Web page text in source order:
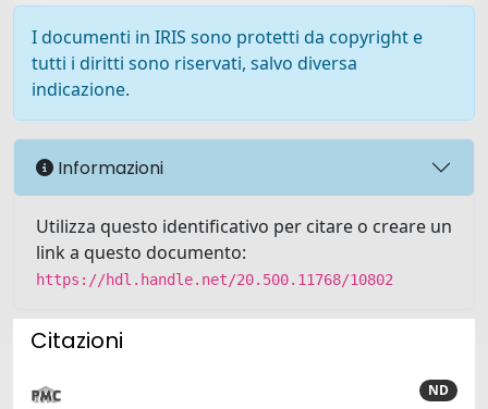
I documenti in IRIS sono protetti da copyright e
tutti i diritti sono riservati, salvo diversa
indicazione.
Informazioni
Utilizza questo identificativo per citare o creare un
link a questo documento:
https://hdl.handle.net/20.500.11768/10802
Citazioni
ND